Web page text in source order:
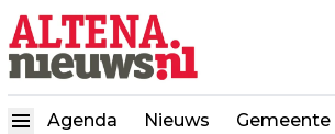
Agenda Nieuws Gemeente